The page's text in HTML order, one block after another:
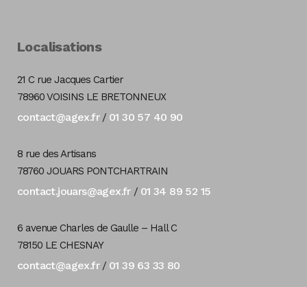
Localisations
21 C rue Jacques Cartier
78960 VOISINS LE BRETONNEUX
contact@agex.fr/ 01 30 57 40 90
8 rue des Artisans
78760 JOUARS PONTCHARTRAIN
contact.jouars@agex.fr/ 01 34 89 52 15
6 avenue Charles de Gaulle – Hall C
78150 LE CHESNAY
contact@agex.fr/ 01 39 63 33 80